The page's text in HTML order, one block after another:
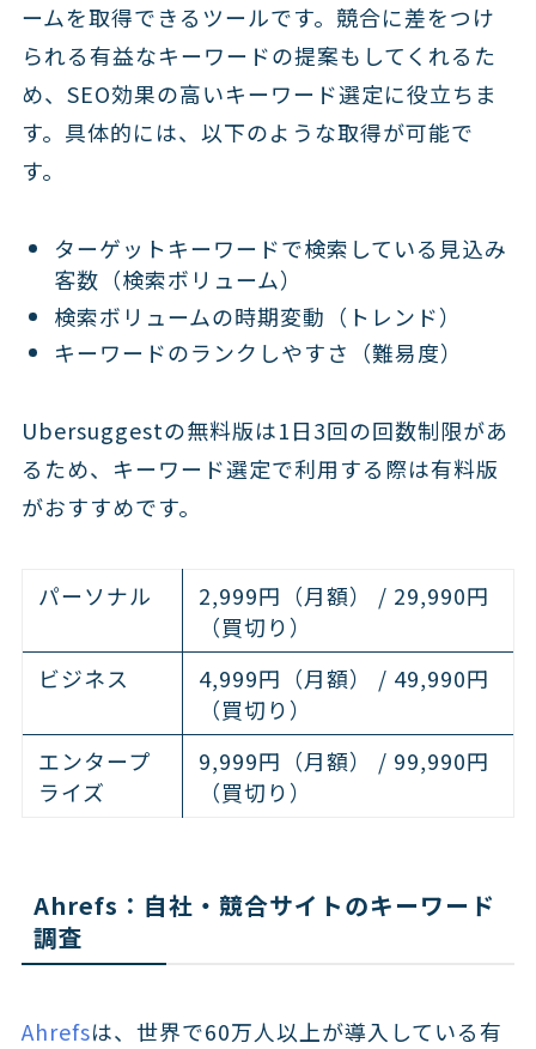
ームを取得できるツールです。競合に差をつけ
られる有益なキーワードの提案もしてくれるた
め、SEO効果の高いキーワード選定に役立ちま
す。具体的には、以下のような取得が可能で
す。
ターゲットキーワードで検索している見込み
客数（検索ボリューム）
検索ボリュームの時期変動（トレンド）
キーワードのランクしやすさ（難易度）
Ubersuggestの無料版は1日3回の回数制限があ
るため、キーワード選定で利用する際は有料版
がおすすめです。
パーソナル
2,999円（月額） / 29,990円
（買切り）
ビジネス
4,999円（月額） / 49,990円
（買切り）
エンタープ
ライズ
9,999円（月額） / 99,990円
（買切り）
Ahrefs：自社・競合サイトのキーワード
調査
Ahrefsは、世界で60万人以上が導入している有